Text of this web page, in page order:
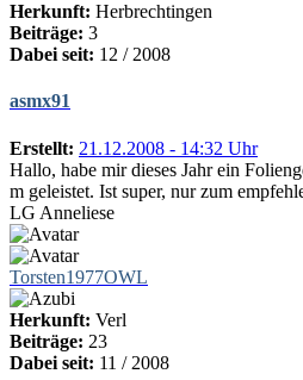
Herkunft: Herbrechtingen
Beiträge: 3
Dabei seit: 12 / 2008
asmx91
Erstellt: 21.12.2008 - 14:32 Uhr
Hallo, habe mir dieses Jahr ein
m geleistet. Ist super, nur zum
LG Anneliese
Torsten1977OWL
Herkunft: Verl
Beiträge: 23
Dabei seit: 11 / 2008